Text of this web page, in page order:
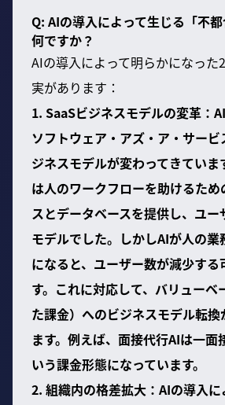
Q: AIの導入によって生じる「不
何ですか？
AIの導入によって明らかになった
実があります：
1. SaaSビジネスモデルの変革：
ソフトウェア・アズ・ア・サービ
ジネスモデルが変わってきていま
は人のワークフローを助けるた
スとデータベースを提供し、ユー
モデルでした。しかしAIが人の業
になると、ユーザー数が減少する
す。これに対応して、バリューベ
た課金）へのビジネスモデル転
ます。例えば、面接代行AIは一面
いう課金形態になっています。
2. 組織内の格差拡大：AIの導入